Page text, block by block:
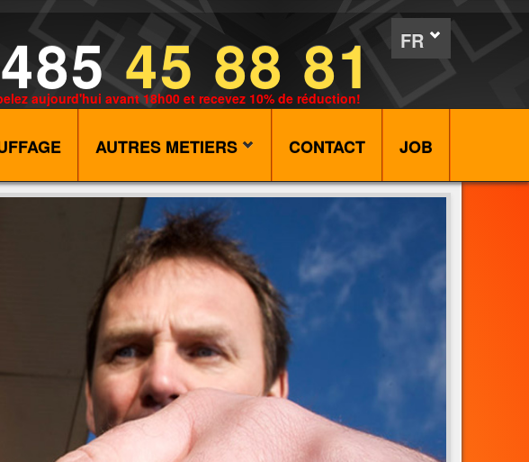
FR
45 88 81
aujourd'hui avant 18h00 et recevez 10% de réduction!
AUTRES METIERS CONTACT JOB